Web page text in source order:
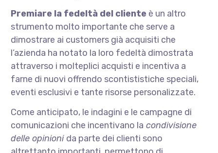
Premiare la fedeltà del cliente è un altro
strumento molto importante che serve a
dimostrare ai customers già acquisiti che
l’azienda ha notato la loro fedeltà dimostrata
attraverso i molteplici acquisti e incentiva a
farne di nuovi offrendo scontististiche speciali,
eventi esclusivi e tante risorse personalizzate.
Come anticipato, le indagini e le campagne di
comunicazioni che incentivano la condivisione
delle opinioni da parte dei clienti sono